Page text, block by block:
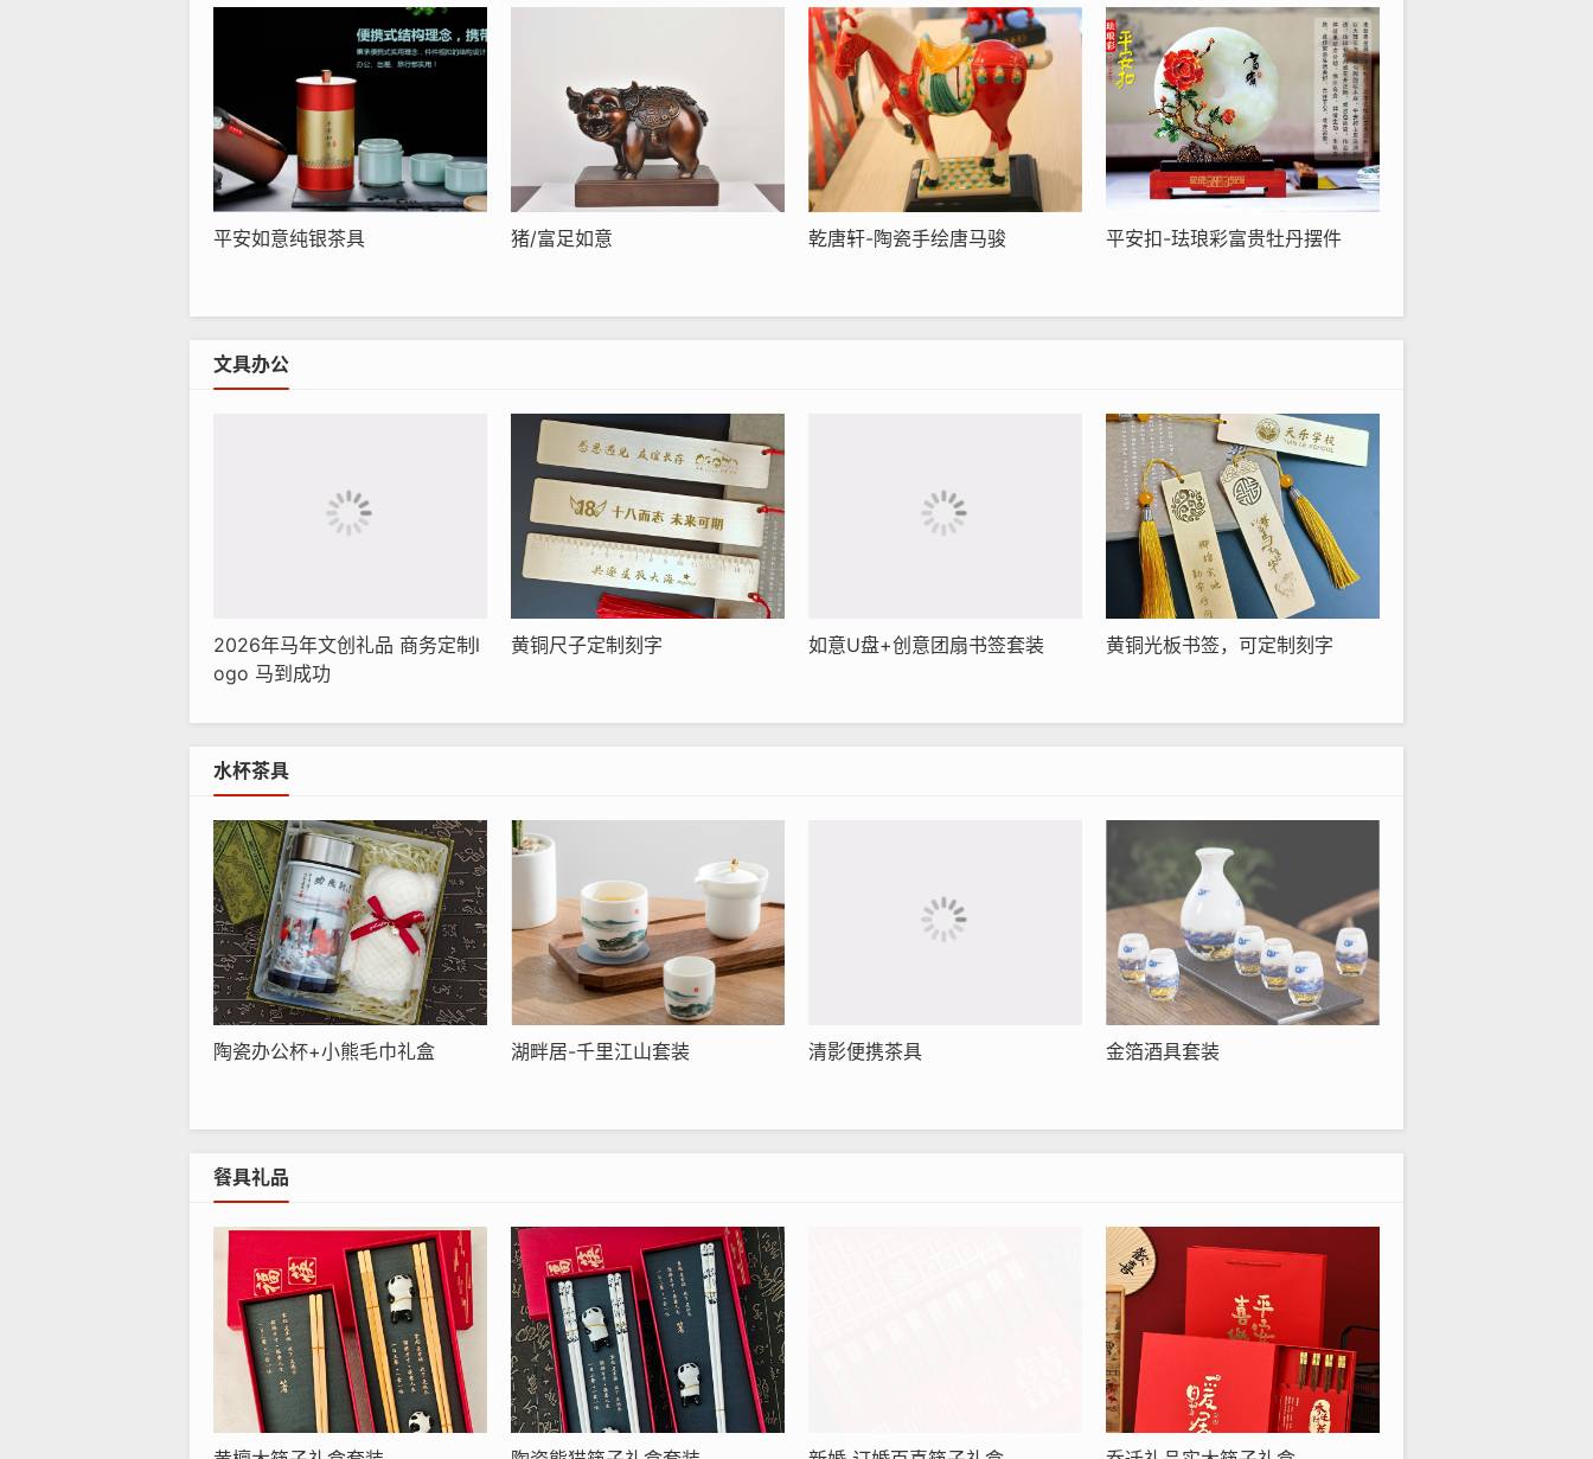
平安如意纯银茶具 猪/富足如意 乾唐轩-陶瓷手绘唐马骏 平安扣-珐琅彩富贵牡丹摆件
文具办公
2026年马年文创礼品 商务定制l
ogo 马到成功
黄铜尺子定制刻字 如意U盘+创意团扇书签套装 黄铜光板书签，可定制刻字
水杯茶具
陶瓷办公杯+小熊毛巾礼盒 湖畔居-千里江山套装 清影便携茶具 金箔酒具套装
餐具礼品